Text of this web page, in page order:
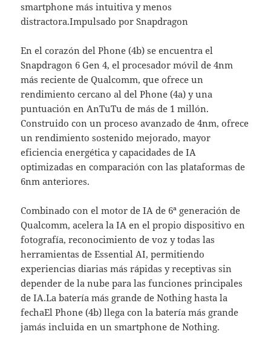
smartphone más intuitiva y menos
distractora.Impulsado por Snapdragon
En el corazón del Phone (4b) se encuentra el
Snapdragon 6 Gen 4, el procesador móvil de 4nm
más reciente de Qualcomm, que ofrece un
rendimiento cercano al del Phone (4a) y una
puntuación en AnTuTu de más de 1 millón.
Construido con un proceso avanzado de 4nm, ofrece
un rendimiento sostenido mejorado, mayor
eficiencia energética y capacidades de IA
optimizadas en comparación con las plataformas de
6nm anteriores.
Combinado con el motor de IA de 6ª generación de
Qualcomm, acelera la IA en el propio dispositivo en
fotografía, reconocimiento de voz y todas las
herramientas de Essential AI, permitiendo
experiencias diarias más rápidas y receptivas sin
depender de la nube para las funciones principales
de IA.La batería más grande de Nothing hasta la
fechaEl Phone (4b) llega con la batería más grande
jamás incluida en un smartphone de Nothing.